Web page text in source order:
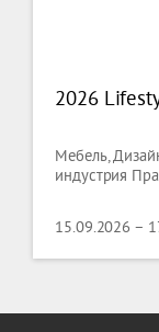
2026
Мебель,
индустрия
15.09.2026 –